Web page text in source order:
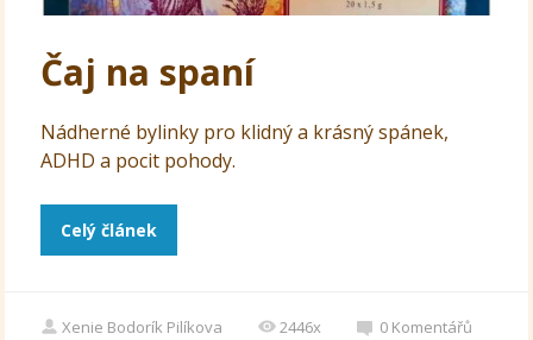
Čaj na spaní
Nádherné bylinky pro klidný a krásný spánek,
ADHD a pocit pohody.
Celý článek
Xenie Bodorík Pilíkova 2446x 0 Komentářů